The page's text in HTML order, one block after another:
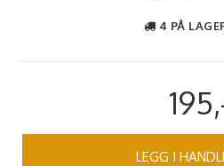
4 PÅ
LEGG I